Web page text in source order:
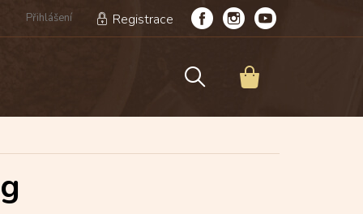
Přihlášení Registrace
NÁKUPNÍ